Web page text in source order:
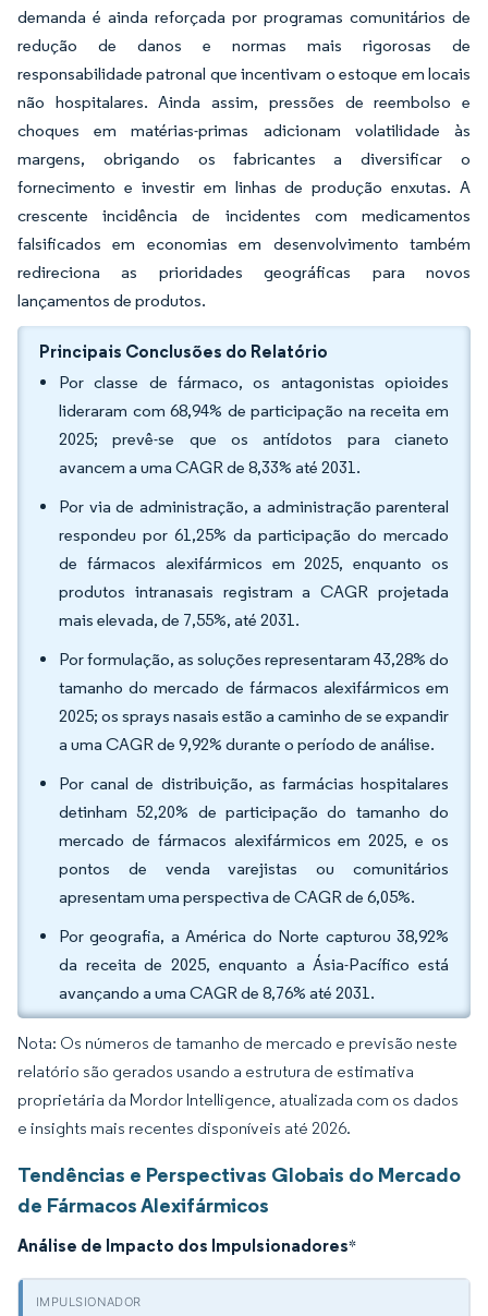
demanda é ainda reforçada por programas comunitários de
redução de danos e normas mais rigorosas de
responsabilidade patronal que incentivam o estoque em locais
não hospitalares. Ainda assim, pressões de reembolso e
choques em matérias-primas adicionam volatilidade às
margens, obrigando os fabricantes a diversificar o
fornecimento e investir em linhas de produção enxutas. A
crescente incidência de incidentes com medicamentos
falsificados em economias em desenvolvimento também
redireciona as prioridades geográficas para novos
lançamentos de produtos.
Principais Conclusões do Relatório
Por classe de fármaco, os antagonistas opioides
lideraram com 68,94% de participação na receita em
2025; prevê-se que os antídotos para cianeto
avancem a uma CAGR de 8,33% até 2031.
Por via de administração, a administração parenteral
respondeu por 61,25% da participação do mercado
de fármacos alexifármicos em 2025, enquanto os
produtos intranasais registram a CAGR projetada
mais elevada, de 7,55%, até 2031.
Por formulação, as soluções representaram 43,28% do
tamanho do mercado de fármacos alexifármicos em
2025; os sprays nasais estão a caminho de se expandir
a uma CAGR de 9,92% durante o período de análise.
Por canal de distribuição, as farmácias hospitalares
detinham 52,20% de participação do tamanho do
mercado de fármacos alexifármicos em 2025, e os
pontos de venda varejistas ou comunitários
apresentam uma perspectiva de CAGR de 6,05%.
Por geografia, a América do Norte capturou 38,92%
da receita de 2025, enquanto a Ásia-Pacífico está
avançando a uma CAGR de 8,76% até 2031.
Nota: Os números de tamanho de mercado e previsão neste
relatório são gerados usando a estrutura de estimativa
proprietária da Mordor Intelligence, atualizada com os dados
e insights mais recentes disponíveis até 2026.
Tendências e Perspectivas Globais do Mercado
de Fármacos Alexifármicos
Análise de Impacto dos Impulsionadores*